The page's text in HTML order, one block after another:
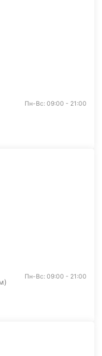
Пн-Вс: 09:00 - 21:00
Пн-Вс: 09:00 - 21:00